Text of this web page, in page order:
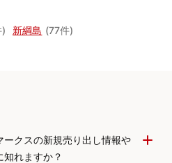
新綱島 (77件)
クスの新規売り出し情報や
れますか？